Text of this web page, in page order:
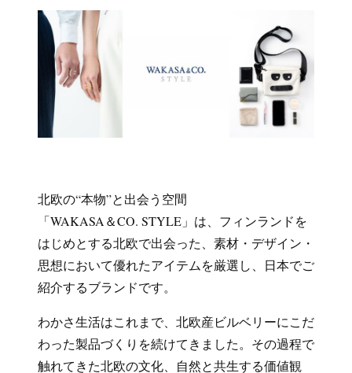
北欧の“本物”と出会う空間
「WAKASA＆CO. STYLE」は、フィンランドを
はじめとする北欧で出会った、素材・デザイン・
思想において優れたアイテムを厳選し、日本でご
紹介するブランドです。
わかさ生活はこれまで、北欧産ビルベリーにこだ
わった製品づくりを続けてきました。その過程で
触れてきた北欧の文化、自然と共生する価値観